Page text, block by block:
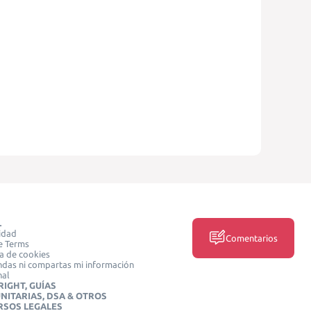
Terms
de cookies
ni compartas mi información
GUÍAS
DSA & OTROS
LEGALES
Comentarios